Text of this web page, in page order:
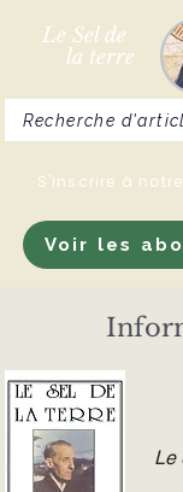
Le Sel de
la terre
Voir les
S'inscrire à
Recherche
Le